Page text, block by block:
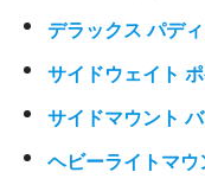
デラックス パデ
サイドウェイト
サイドマウント
ヘビーライトマ